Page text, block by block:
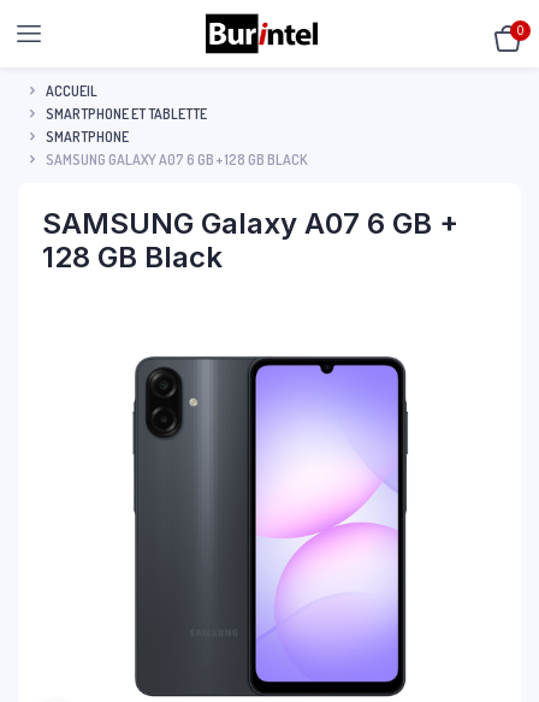
0
ACCUEIL
SMARTPHONE ET TABLETTE
SMARTPHONE
SAMSUNG GALAXY A07 6 GB + 128 GB BLACK
SAMSUNG Galaxy A07 6 GB +
128 GB Black